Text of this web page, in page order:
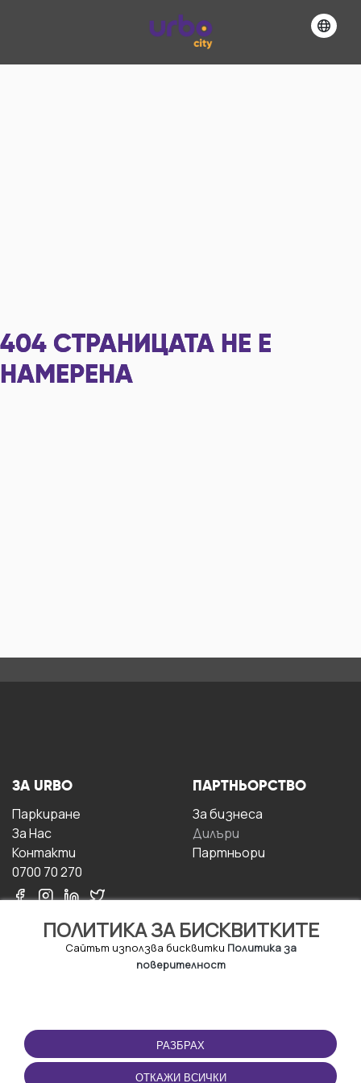
404 СТРАНИЦАТА НЕ Е
НАМЕРЕНА
ПОЛИТИКА ЗА БИСКВИТКИТЕ
Сайтът използва бисквитки Политика за
поверителност
РАЗБРАХ
ОТКАЖИ ВСИЧКИ
ЗА URBO
Паркиране
За Hас
Контакти
0700 70 270
ПАРТНЬОРСТВО
За бизнесa
Дилъри
Партньори
ПОЛЗВАНЕ
Правила и условия за
ползване
ПРИЛОЖЕНИЕТО